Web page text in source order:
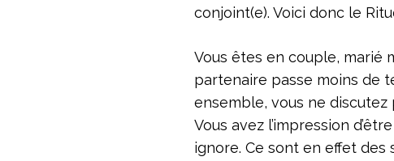
conjoint(e). Voici donc le
Vous êtes en couple, marié
partenaire passe moins de
ensemble, vous ne discutez
Vous avez l’impression
ignore. Ce sont en effet